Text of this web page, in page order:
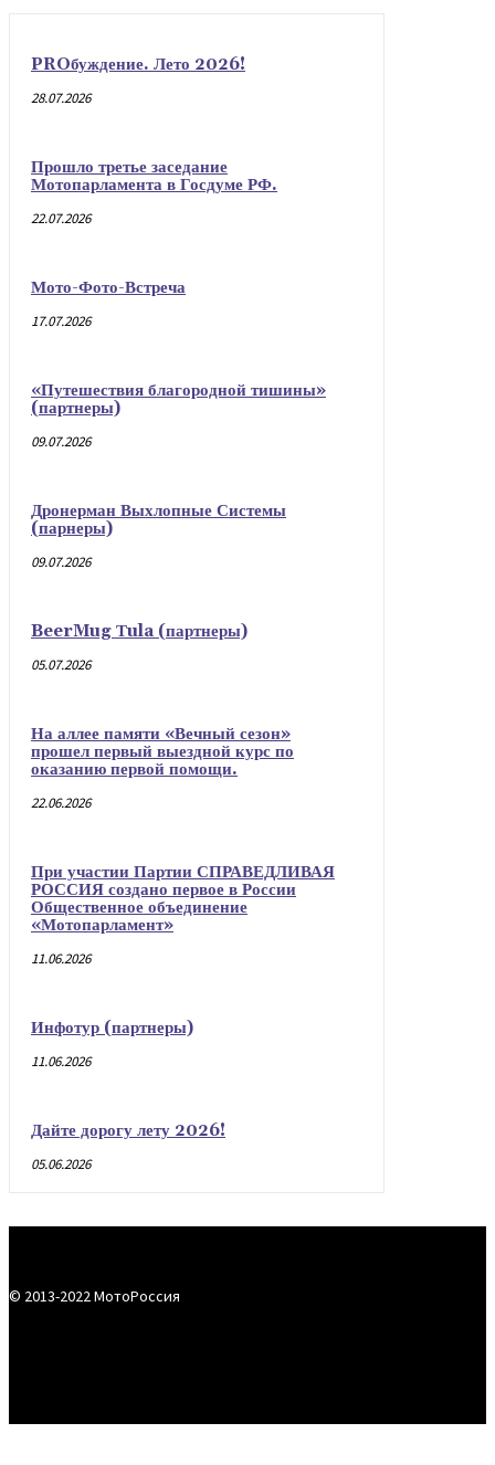
PROбуждение. Лето 2026!
28.07.2026
Прошло третье заседание
Мотопарламента в Госдуме РФ.
22.07.2026
Мото-Фото-Встреча
17.07.2026
«Путешествия благородной тишины»
(партнеры)
09.07.2026
Дронерман Выхлопные Системы
(парнеры)
09.07.2026
BeerMug Тula (партнеры)
05.07.2026
На аллее памяти «Вечный сезон»
прошел первый выездной курс по
оказанию первой помощи.
22.06.2026
При участии Партии СПРАВЕДЛИВАЯ
РОССИЯ создано первое в России
Общественное объединение
«Мотопарламент»
11.06.2026
Инфотур (партнеры)
11.06.2026
Дайте дорогу лету 2026!
05.06.2026
© 2013-2022 МотоРоссия